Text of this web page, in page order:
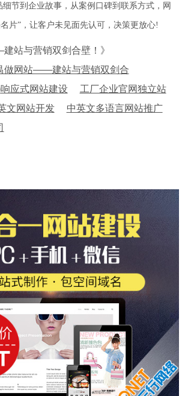
节到企业故事，从案例口碑到联系方式，网
片”，让客户未见面先认可，决策更放心!
站与营销双剑合壁！》
做网站——建站与营销双剑合
应式网站建设
工厂企业官网独立站
文网站开发
中英文多语言网站推广